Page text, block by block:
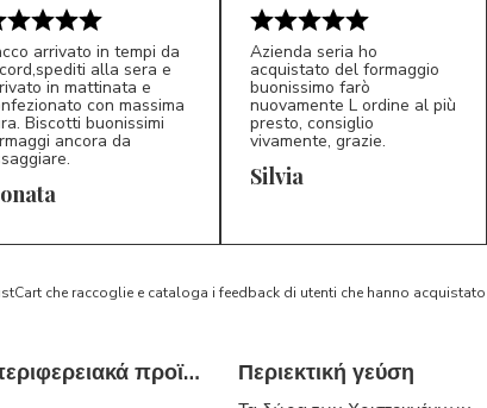
arrivato in tempi da
alla sera e
in mattinata e
con massima
Biscotti buonissimi
ancora da
S*
Azienda seria ho
acquistato del formaggio
buonissimo farò
nuovamente L ordine al più
presto, consiglio
vivamente, grazie.
Silvia
che raccoglie e cataloga i feedback di utenti che hanno
Τυπικά ιταλικά περιφερειακά προϊόντα Περιεκτική γεύση